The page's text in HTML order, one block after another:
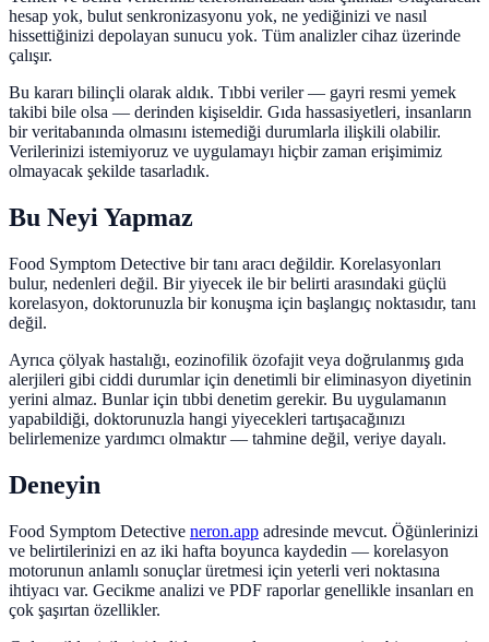
hesap yok, bulut senkronizasyonu yok, ne yediğinizi ve nasıl
hissettiğinizi depolayan sunucu yok. Tüm analizler cihaz üzerinde
çalışır.
Bu kararı bilinçli olarak aldık. Tıbbi veriler — gayri resmi yemek
takibi bile olsa — derinden kişiseldir. Gıda hassasiyetleri, insanların
bir veritabanında olmasını istemediği durumlarla ilişkili olabilir.
Verilerinizi istemiyoruz ve uygulamayı hiçbir zaman erişimimiz
olmayacak şekilde tasarladık.
Bu Neyi Yapmaz
Food Symptom Detective bir tanı aracı değildir. Korelasyonları
bulur, nedenleri değil. Bir yiyecek ile bir belirti arasındaki güçlü
korelasyon, doktorunuzla bir konuşma için başlangıç noktasıdır, tanı
değil.
Ayrıca çölyak hastalığı, eozinofilik özofajit veya doğrulanmış gıda
alerjileri gibi ciddi durumlar için denetimli bir eliminasyon diyetinin
yerini almaz. Bunlar için tıbbi denetim gerekir. Bu uygulamanın
yapabildiği, doktorunuzla hangi yiyecekleri tartışacağınızı
belirlemenize yardımcı olmaktır — tahmine değil, veriye dayalı.
Deneyin
Food Symptom Detective neron.app adresinde mevcut. Öğünlerinizi
ve belirtilerinizi en az iki hafta boyunca kaydedin — korelasyon
motorunun anlamlı sonuçlar üretmesi için yeterli veri noktasına
ihtiyacı var. Gecikme analizi ve PDF raporlar genellikle insanları en
çok şaşırtan özellikler.